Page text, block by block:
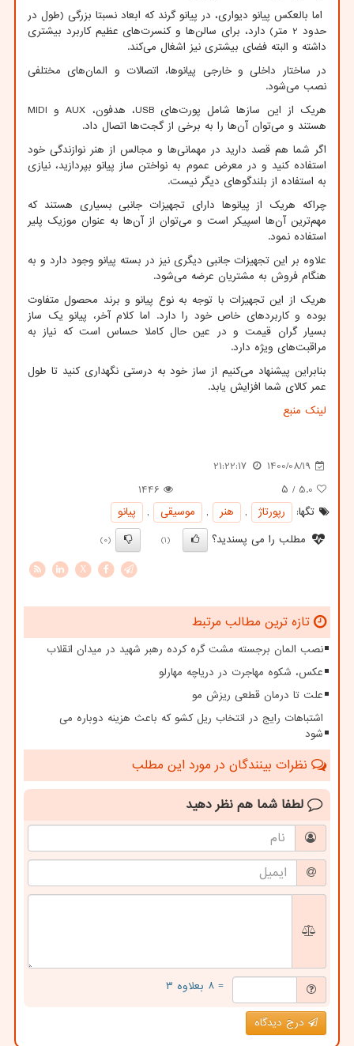
اما بالعکس پیانو دیواری، در پیانو گرند که ابعاد نسبتا بزرگی (طول در
حدود 2 متر) دارد، برای سالن‌ها و کنسرت‌های عظیم کاربرد بیشتری
داشته و البته فضای بیشتری نیز اشغال می‌کند.
در ساختار داخلی و خارجی پیانوها، اتصالات و المان‌های مختلفی
نصب می‌شود.
هریک از این سازها شامل پورت‌هایUSB، هدفون، AUXو MIDI
هستند و می‌توان آن‌ها را به برخی از گجت‌ها اتصال داد.
اگر شما هم قصد دارید در مهمانی‌ها و مجالس از هنر نوازندگی خود
استفاده کنید و در معرض عموم به نواختن ساز پیانو بپردازید، نیازی
به استفاده از بلندگوهای دیگر نیست.
چراکه هریک از پیانوها دارای تجهیزات جانبی بسیاری هستند که
مهم‌ترین آن‌ها اسپیکر است و می‌توان از آن‌ها به عنوان موزیک پلیر
استفاده نمود.
علاوه بر این تجهیزات جانبی دیگری نیز در بسته پیانو وجود دارد و به
هنگام فروش به مشتریان عرضه می‌شود.
هریک از این تجهیزات با توجه به نوع پیانو و برند محصول متفاوت
بوده و کاربردهای خاص خود را دارد. اما کلام آخر، پیانو یک ساز
بسیار گران قیمت و در عین حال کاملا حساس است که نیاز به
مراقبت‌های ویژه دارد.
بنابراین پیشنهاد می‌کنیم از ساز خود به درستی نگهداری کنید تا طول
عمر کالای شما افزایش یابد.
لینک منبع
1400/08/19
21:22:17
5.0 / ۵
1446
تگها:
رپورتاژ , هنر , موسیقی ,
پیانو
مطلب را می پسندید؟
(1)
(0)
X
تازه ترین مطالب مرتبط
نصب المان برجسته مشت گره کرده رهبر شهید در میدان انقلاب
عکس، شکوه مهاجرت در دریاچه مهارلو
علت تا درمان قطعی ریزش مو
اشتباهات رایج در انتخاب ریل کشو که باعث هزینه دوباره می
شود
نظرات بینندگان در مورد این مطلب
لطفا شما هم نظر دهید
= ۸ بعلاوه ۳
درج دیدگاه